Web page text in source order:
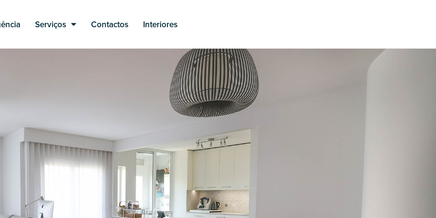
Serviços Contactos Interiores